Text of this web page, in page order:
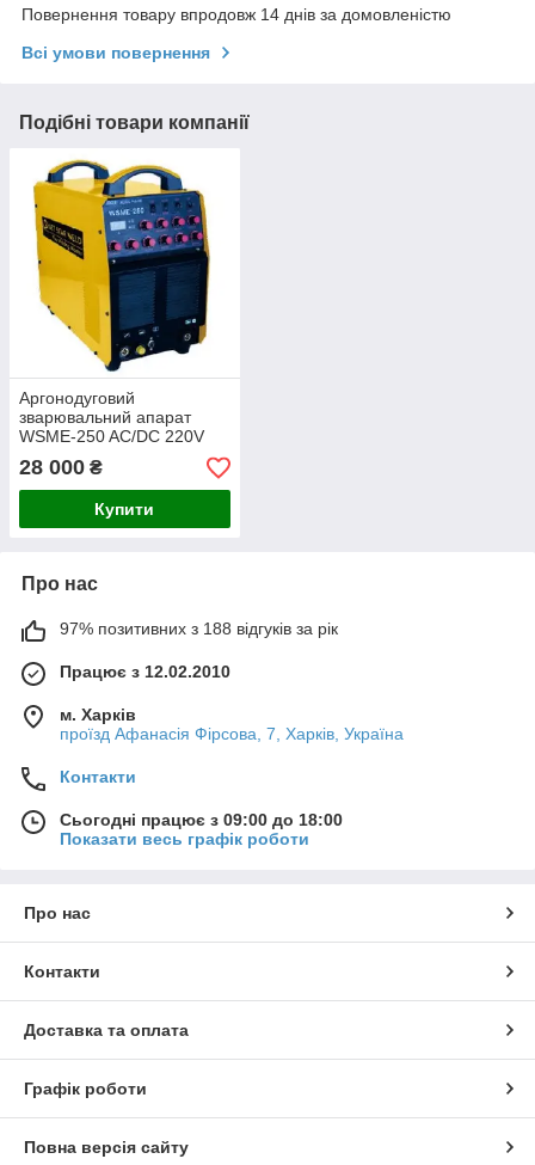
Повернення товару впродовж 14 днів за домовленістю
Всі умови повернення
Подібні товари компанії
Аргонодуговий
зварювальний апарат
WSME-250 AC/DC 220V
28 000 ₴
Купити
Про нас
97% позитивних з 188 відгуків за рік
Працює з 12.02.2010
м. Харків
проїзд Афанасія Фірсова, 7, Харків, Україна
Контакти
Сьогодні працює з 09:00 до 18:00
Показати весь графік роботи
Про нас
Контакти
Доставка та оплата
Графік роботи
Повна версія сайту